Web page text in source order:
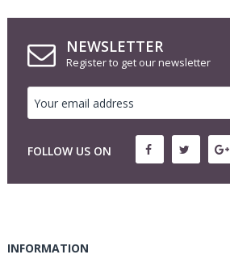
NEWSLETTER
Register to get our newsletter
FOLLOW US ON
INFORMATION